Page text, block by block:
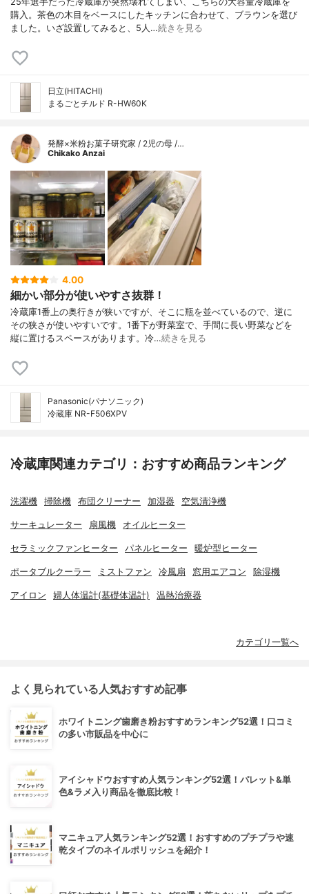
購入。茶色の木目をベースにしたキッチンに合わせて、ブラウンを選び
ました。いざ設置してみると、5人…続きを見る
日立(HITACHI)
まるごとチルド R-HW60K
発酵×米粉お菓子研究家 / 2児の母 /…
Chikako Anzai
4.00
細かい部分が使いやすさ抜群！
冷蔵庫1番上の奥行きが狭いですが、そこに瓶を並べているので、逆に
その狭さが使いやすいです。1番下が野菜室で、手間に長い野菜などを
縦に置けるスペースがあります。冷…続きを見る
Panasonic(パナソニック)
冷蔵庫 NR-F506XPV
冷蔵庫関連カテゴリ：おすすめ商品ランキング
洗濯機 掃除機 布団クリーナー 加湿器 空気清浄機
サーキュレーター 扇風機 オイルヒーター
セラミックファンヒーター パネルヒーター 暖炉型ヒーター
ポータブルクーラー ミストファン 冷風扇 窓用エアコン 除湿機
アイロン 婦人体温計(基礎体温計) 温熱治療器
カテゴリ一覧へ
よく見られている人気おすすめ記事
ホワイトニング歯磨き粉おすすめランキング52選！口コミ
の多い市販品を中心に
アイシャドウおすすめ人気ランキング52選！パレット&単
色&ラメ入り商品を徹底比較！
マニキュア人気ランキング52選！おすすめのプチプラや速
乾タイプのネイルポリッシュを紹介！